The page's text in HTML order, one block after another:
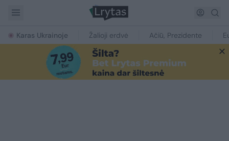
Karas Ukrainoje Žalioji erdvė Ačiū, Prezidente